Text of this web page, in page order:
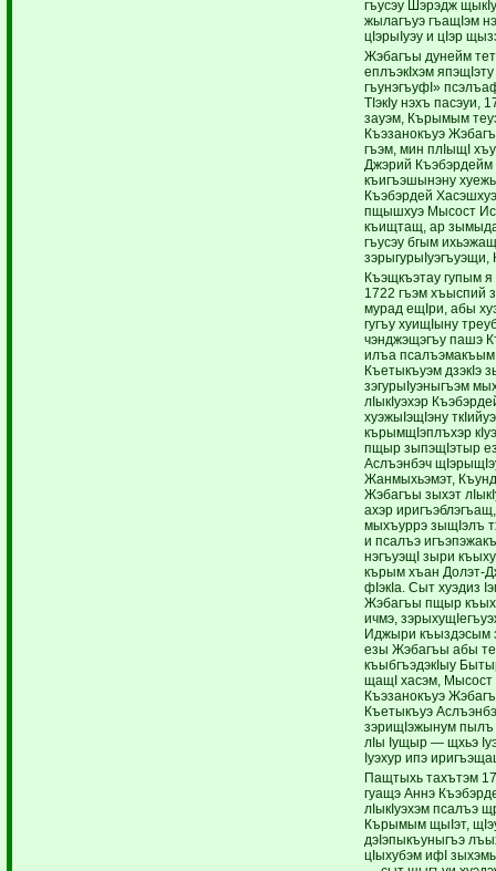
гъусэу Шэрэдж
жылагъуэ гъащIэм
цIэрыIуэу и цIэр
Жэбагъы дунейм
еплъэкIхэм
гъунэгъуфI»
ТIэкIу нэхъ пасэуи,
зауэм, Кърымым
Къэзанокъуэ
гъэм, мин плIыщI
Джэрий Къэбэрдейм
къигъэшынэну
Къэбэрдей
пщышхуэ Мысост
къищтащ, ар
гъусэу бгым
зэрыгурыIуэгъуэщи,
Къэщкъэтау гупым
1722 гъэм хъыспий
мурад ещIри, абы
гугъу хуищIыну
чэнджэщэгъу пашэ
илъа
Къетыкъуэм дзэкIэ
зэгурыIуэныгъэм
лIыкIуэхэр
хуэжыIэщIэну
кърымщIэплъхэр
пщыр зыпэщIэтыр
Аслъэнбэч
Жанмыхьэмэт,
Жэбагъы зыхэт
ахэр
мыхъуррэ зыщIэлъ
и псалъэ
нэгъуэщI зыри
кърым хъан Долэт-
фIэкIа. Сыт хуэдиз
Жэбагъы пщыр
ичмэ,
Иджыри къыздэсым
езы Жэбагъы абы
къыбгъэдэкIыу
щащI хасэм, Мысост
Къэзанокъуэ
Къетыкъуэ
зэрищIэжынум пылъ
лIы Iущыр — щхьэ
Iуэхур ипэ
Пащтыхь тахътэм
гуащэ Аннэ
лIыкIуэхэм псалъэ
Кърымым щыIэт,
дэIэпыкъуныгъэ
цIыхубэм ифI